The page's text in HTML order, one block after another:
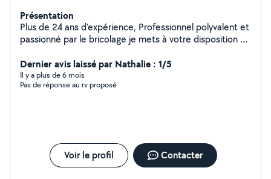
Présentation
Plus de 24 ans d'expérience, Professionnel polyvalent et
passionné par le bricolage je mets à votre disposition un
fiabilité et savoir-faire. Prestations proposées
Réparation et remise en état Objets du quotidien,
appareils électroménagers, vélos, motos, équipements
robinetterie, sanitaires et accessoires. Dépannages et
interventions ciblées avec finitions soignées. Électricité
Dernier avis laissé par Nathalie : 1/5
Il y a plus de 6 mois
Pas de réponse au rv proposé
Voir le profil Contacter